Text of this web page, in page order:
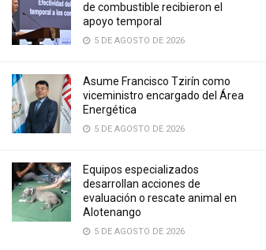
de combustible recibieron el
apoyo temporal
5 DE AGOSTO DE 2026
Asume Francisco Tzirín como
viceministro encargado del Área
Energética
5 DE AGOSTO DE 2026
Equipos especializados
desarrollan acciones de
evaluación o rescate animal en
Alotenango
5 DE AGOSTO DE 2026